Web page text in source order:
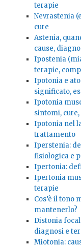
terapie
Nevrastenia
cure
Astenia,
cause,
Ipostenia
terapie,
Ipotonia e
significato,
Ipotonia
sintomi,
Ipotonia nel
trattamento
Iperstenia:
fisiologica e
Ipertonia:
Ipertonia
terapie
Cos’è il tono
mantenerlo?
Distonia
diagnosi e
Miotonia: